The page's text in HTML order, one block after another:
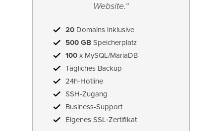
Website.“
20 Domains inklusive
500 GB Speicherplatz
100 x MySQL/MariaDB
Tägliches Backup
24h-Hotline
SSH-Zugang
Business-Support
Eigenes SSL‑Zertifikat